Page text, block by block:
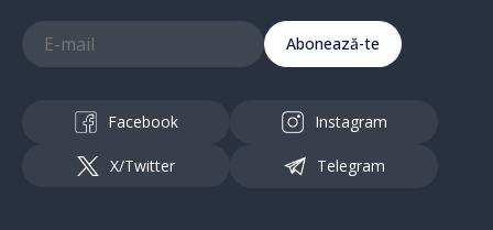
Abonează-te
Facebook Instagram
X/Twitter Telegram